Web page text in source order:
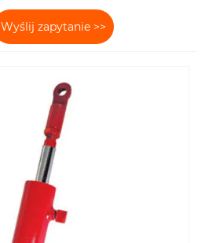
Wyślij zapytanie >>